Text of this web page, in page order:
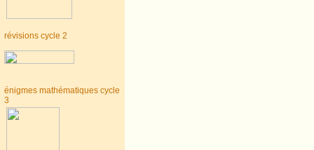
révisions cycle 2
énigmes mathématiques cycle
3